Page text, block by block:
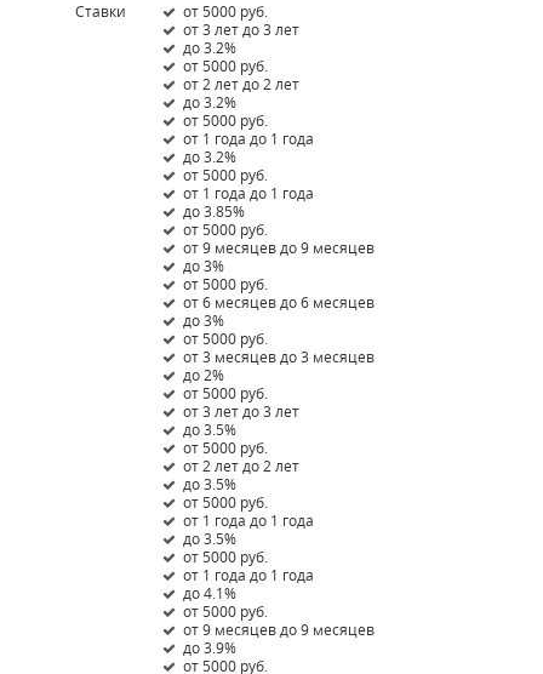
Ставки
от 5000 руб.
от 3 лет до 3 лет
до 3.2%
от 5000 руб.
от 2 лет до 2 лет
до 3.2%
от 5000 руб.
от 1 года до 1 года
до 3.2%
от 5000 руб.
от 1 года до 1 года
до 3.85%
от 5000 руб.
от 9 месяцев до 9 месяцев
до 3%
от 5000 руб.
от 6 месяцев до 6 месяцев
до 3%
от 5000 руб.
от 3 месяцев до 3 месяцев
до 2%
от 5000 руб.
от 3 лет до 3 лет
до 3.5%
от 5000 руб.
от 2 лет до 2 лет
до 3.5%
от 5000 руб.
от 1 года до 1 года
до 3.5%
от 5000 руб.
от 1 года до 1 года
до 4.1%
от 5000 руб.
от 9 месяцев до 9 месяцев
до 3.9%
от 5000 руб.